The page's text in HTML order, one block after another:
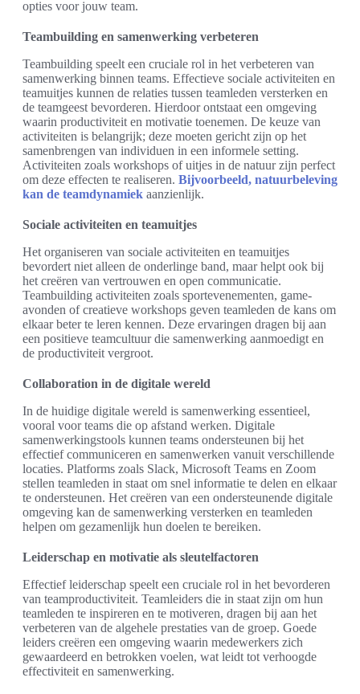
opties voor jouw team.
Teambuilding en samenwerking verbeteren
Teambuilding speelt een cruciale rol in het verbeteren van
samenwerking binnen teams. Effectieve sociale activiteiten en
teamuitjes kunnen de relaties tussen teamleden versterken en
de teamgeest bevorderen. Hierdoor ontstaat een omgeving
waarin productiviteit en motivatie toenemen. De keuze van
activiteiten is belangrijk; deze moeten gericht zijn op het
samenbrengen van individuen in een informele setting.
Activiteiten zoals workshops of uitjes in de natuur zijn perfect
om deze effecten te realiseren. Bijvoorbeeld, natuurbeleving
kan de teamdynamiek aanzienlijk.
Sociale activiteiten en teamuitjes
Het organiseren van sociale activiteiten en teamuitjes
bevordert niet alleen de onderlinge band, maar helpt ook bij
het creëren van vertrouwen en open communicatie.
Teambuilding activiteiten zoals sportevenementen, game-
avonden of creatieve workshops geven teamleden de kans om
elkaar beter te leren kennen. Deze ervaringen dragen bij aan
een positieve teamcultuur die samenwerking aanmoedigt en
de productiviteit vergroot.
Collaboration in de digitale wereld
In de huidige digitale wereld is samenwerking essentieel,
vooral voor teams die op afstand werken. Digitale
samenwerkingstools kunnen teams ondersteunen bij het
effectief communiceren en samenwerken vanuit verschillende
locaties. Platforms zoals Slack, Microsoft Teams en Zoom
stellen teamleden in staat om snel informatie te delen en elkaar
te ondersteunen. Het creëren van een ondersteunende digitale
omgeving kan de samenwerking versterken en teamleden
helpen om gezamenlijk hun doelen te bereiken.
Leiderschap en motivatie als sleutelfactoren
Effectief leiderschap speelt een cruciale rol in het bevorderen
van teamproductiviteit. Teamleiders die in staat zijn om hun
teamleden te inspireren en te motiveren, dragen bij aan het
verbeteren van de algehele prestaties van de groep. Goede
leiders creëren een omgeving waarin medewerkers zich
gewaardeerd en betrokken voelen, wat leidt tot verhoogde
effectiviteit en samenwerking.